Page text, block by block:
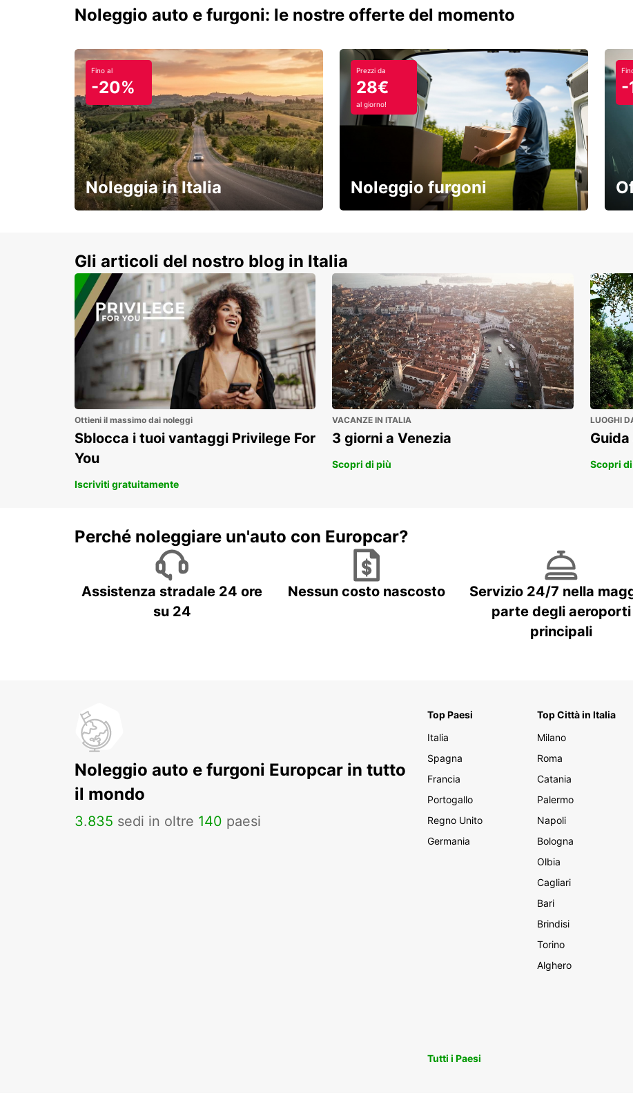
Noleggio auto e furgoni: le nostre offerte del momento
Fino al
-20%
Noleggia in Italia
Prezzi da
28€
al giorno!
Noleggio furgoni
-
Gli articoli del nostro blog in Italia
Ottieni il massimo dai noleggi
Sblocca i tuoi vantaggi Privilege For
You
Iscriviti gratuitamente
VACANZE IN ITALIA
3 giorni a Venezia
Scopri di più
LUOGHI
Scopri
Perché noleggiare un'auto con Europcar?
Assistenza stradale 24 ore
su 24
Nessun costo nascosto
Servizio 24/7 nella
parte degli aeroporti
principali
Noleggio auto e furgoni Europcar in tutto
il mondo
3.835 sedi in oltre 140 paesi
Top Paesi
Italia
Spagna
Francia
Portogallo
Regno Unito
Germania
Top Città in Italia
Milano
Roma
Catania
Palermo
Napoli
Bologna
Olbia
Cagliari
Bari
Brindisi
Torino
Alghero
Tutti i Paesi